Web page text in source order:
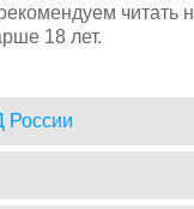
читать
18 лет.
России